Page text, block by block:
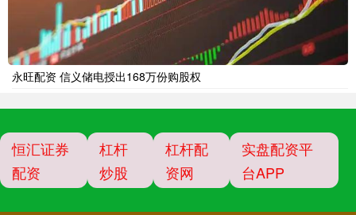
永旺配资 信义储电授出168万份购股权
恒汇证券
配资
杠杆
炒股
杠杆配
资网
实盘配资平
台APP